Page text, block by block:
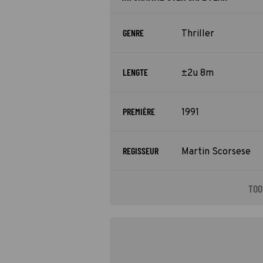
GENRE Thriller
LENGTE ±2u 8m
PREMIÈRE 1991
REGISSEUR Martin Scorsese